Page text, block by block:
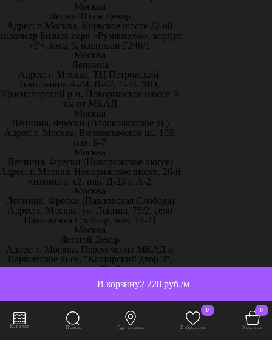
2 228 руб./м
В корзину
Москва
ЛепниННа и Декор
Адрес: г. Москва, Киевское шоссе 22-ой
Бизнес парк «Румянцево», корпус
«Г», вход 9, павильон Г246/1
Москва
Лепнина
Адрес: г. Москва, ТЦ Петровский,
павильоны А-44, В-42, Г-34. МО,
Красногорский р-н, Новорижское шоссе, 9
км от МКАД
Москва
Лепнина, Фрески (Волоколамское ш.)
Адрес: г. Москва, Волоколамское ш., 103,
пав. Б-7
Москва
Лепнина, Фрески (Новорижское шоссе)
г. Москва, Новорижское шоссе, 26-й
километр, с2, пав. Д-23 и А-2
Москва
Лепнина, Фрески (Павловская Слобода)
Адрес: г. Москва, ул. Ленина, 76/2, село
Павловская Слобода, пав. 19-21
Москва
Лепной Декор
Адрес: г. Москва, Пересечение МКАД и
Варшавское ш-се, "Каширский двор 3",
павильон П - 8
Москва
Магазин Holicolors
Москва
Каталог Поиск Где купить
0
Избранное
0
Корзина